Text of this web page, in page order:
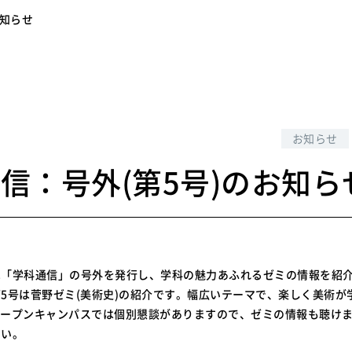
らせ
お知らせ
：号外(第5号)のお知ら
学科通信」の号外を発行し、学科の魅力あふれるゼミの情報を紹
5号は菅野ゼミ (美術史)の紹介です。幅広いテーマで、楽しく美術が
プンキャンパスでは個別懇談がありますので、ゼミの情報も聴け
。